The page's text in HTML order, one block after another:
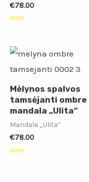
€78.00
5
Mėlynos spalvos
tamsėjanti ombre
mandala „Ulita“
Mandala „Ulita“
€78.00